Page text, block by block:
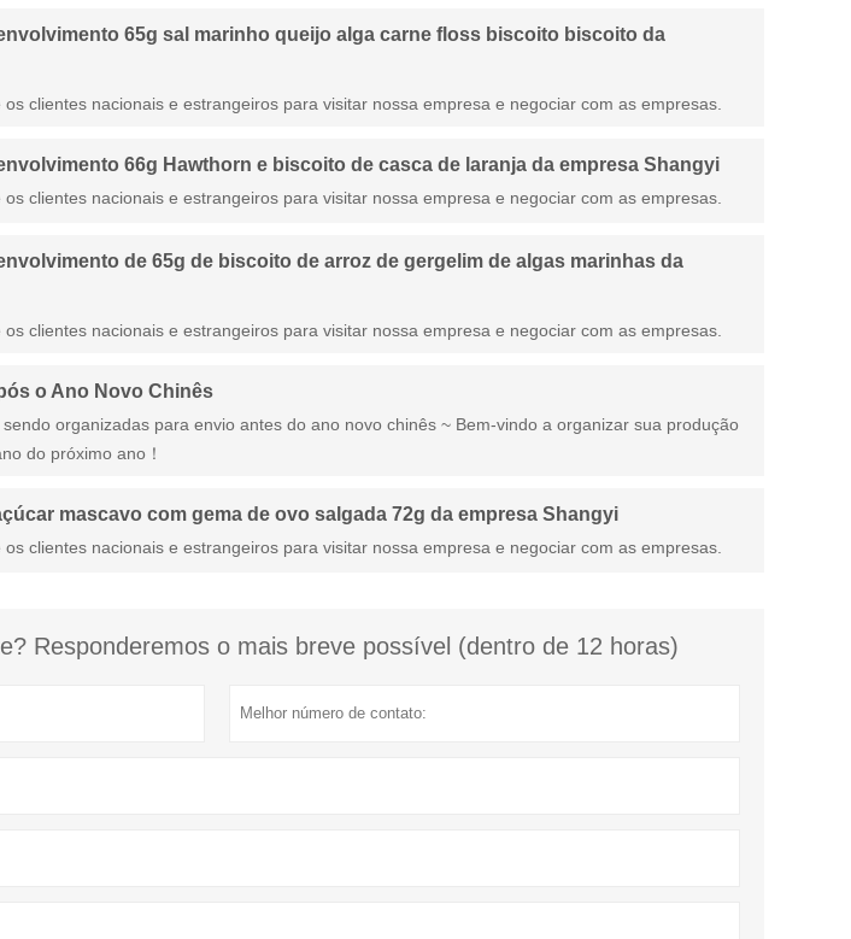
65g sal marinho queijo alga carne floss biscoito biscoito da
clientes nacionais e estrangeiros para visitar nossa empresa e negociar com as empresas.
66g Hawthorn e biscoito de casca de laranja da empresa Shangyi
clientes nacionais e estrangeiros para visitar nossa empresa e negociar com as empresas.
de 65g de biscoito de arroz de gergelim de algas marinhas da
clientes nacionais e estrangeiros para visitar nossa empresa e negociar com as empresas.
o Ano Novo Chinês
organizadas para envio antes do ano novo chinês ~ Bem-vindo a organizar sua produção
do próximo ano！
mascavo com gema de ovo salgada 72g da empresa Shangyi
clientes nacionais e estrangeiros para visitar nossa empresa e negociar com as empresas.
Responderemos o mais breve possível (dentro de 12 horas)